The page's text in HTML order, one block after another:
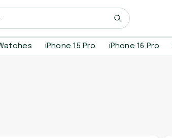
iPhone 15 Pro iPhone 16 Pro